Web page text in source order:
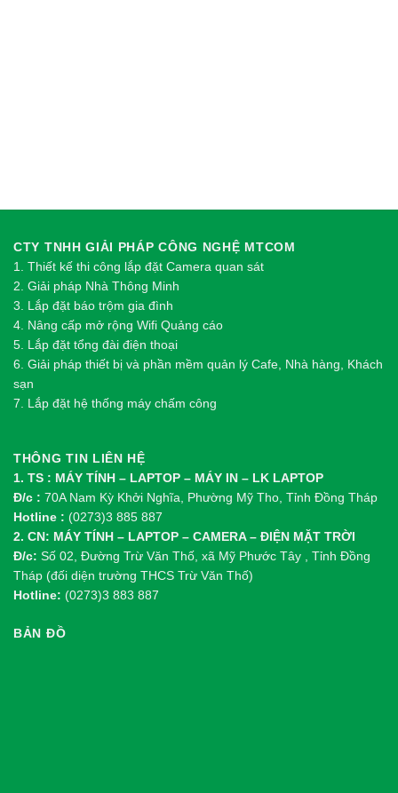
CTY TNHH GIẢI PHÁP CÔNG NGHỆ MTCOM
1. Thiết kế thi công lắp đặt Camera quan sát
2. Giải pháp Nhà Thông Minh
3. Lắp đặt báo trộm gia đình
4. Nâng cấp mở rộng Wifi Quảng cáo
5. Lắp đặt tổng đài điện thoại
6. Giải pháp thiết bị và phần mềm quản lý Cafe, Nhà hàng, Khách
sạn
7. Lắp đặt hệ thống máy chấm công
THÔNG TIN LIÊN HỆ
1. TS : MÁY TÍNH – LAPTOP – MÁY IN – LK LAPTOP
Đ/c : 70A Nam Kỳ Khởi Nghĩa, Phường Mỹ Tho, Tỉnh Đồng Tháp
Hotline : (0273)3 885 887
2. CN: MÁY TÍNH – LAPTOP – CAMERA – ĐIỆN MẶT TRỜI
Đ/c: Số 02, Đường Trừ Văn Thố, xã Mỹ Phước Tây , Tỉnh Đồng
Tháp (đối diện trường THCS Trừ Văn Thố)
Hotline: (0273)3 883 887
BẢN ĐỒ